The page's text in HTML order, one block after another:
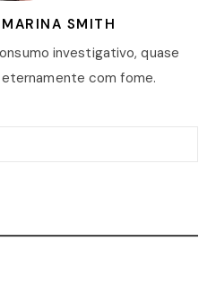
SMITH
investigativo, quase
com fome.